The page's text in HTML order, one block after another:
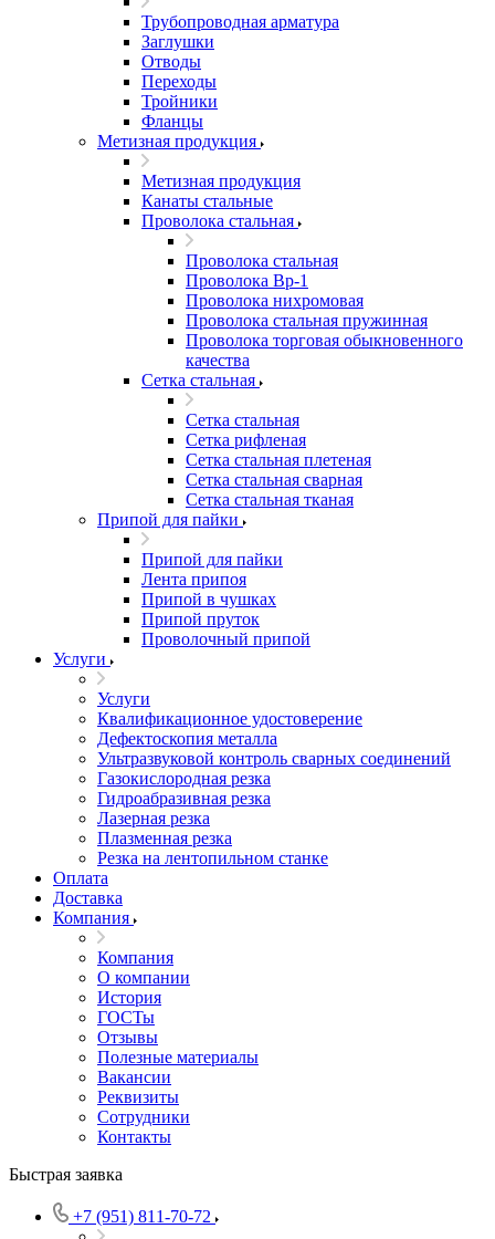
Трубопроводная арматура
Заглушки
Отводы
Переходы
Тройники
Фланцы
Метизная продукция
Метизная продукция
Канаты стальные
Проволока стальная
Проволока стальная
Проволока Вр-1
Проволока нихромовая
Проволока стальная пружинная
Проволока торговая обыкновенного
качества
Сетка стальная
Сетка стальная
Сетка рифленая
Сетка стальная плетеная
Сетка стальная сварная
Сетка стальная тканая
Припой для пайки
Припой для пайки
Лента припоя
Припой в чушках
Припой пруток
Проволочный припой
Услуги
Услуги
Квалификационное удостоверение
Дефектоскопия металла
Ультразвуковой контроль сварных соединений
Газокислородная резка
Гидроабразивная резка
Лазерная резка
Плазменная резка
Резка на лентопильном станке
Оплата
Доставка
Компания
Компания
О компании
История
ГОСТы
Отзывы
Полезные материалы
Вакансии
Реквизиты
Сотрудники
Контакты
Быстрая заявка
+7 (951) 811-70-72